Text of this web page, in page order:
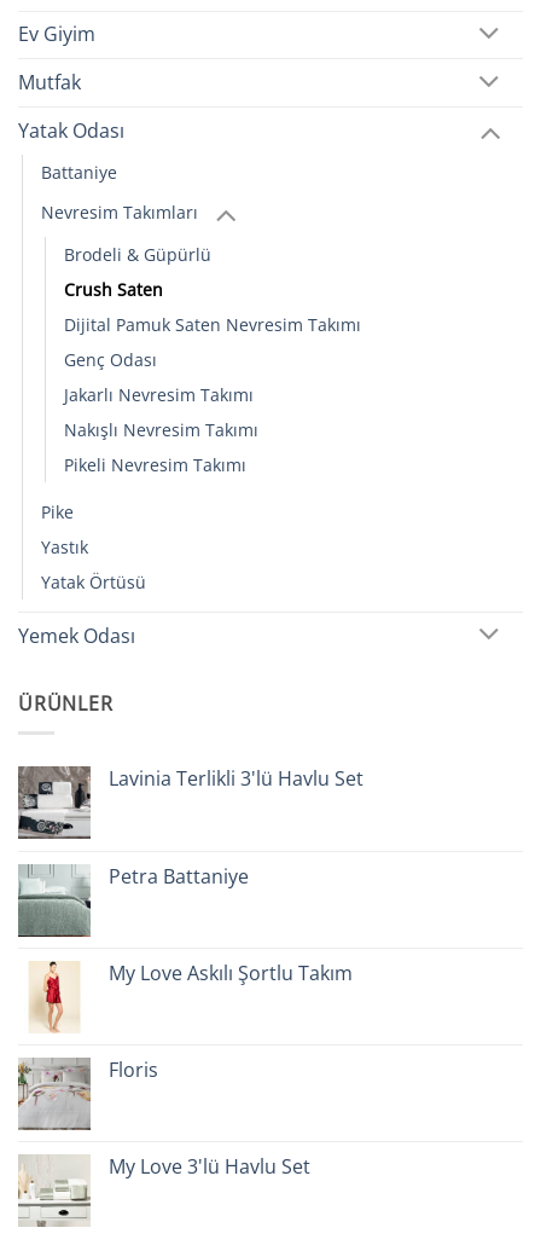
Ev Giyim
Mutfak
Yatak Odası
Battaniye
Nevresim Takımları
Brodeli & Güpürlü
Crush Saten
Dijital Pamuk Saten Nevresim Takımı
Genç Odası
Jakarlı Nevresim Takımı
Nakışlı Nevresim Takımı
Pikeli Nevresim Takımı
Pike
Yastık
Yatak Örtüsü
Yemek Odası
ÜRÜNLER
Lavinia Terlikli 3'lü Havlu Set
Petra Battaniye
My Love Askılı Şortlu Takım
Floris
My Love 3'lü Havlu Set